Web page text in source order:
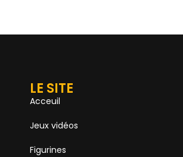
LE SITE
Acceuil
Jeux vidéos
Figurines